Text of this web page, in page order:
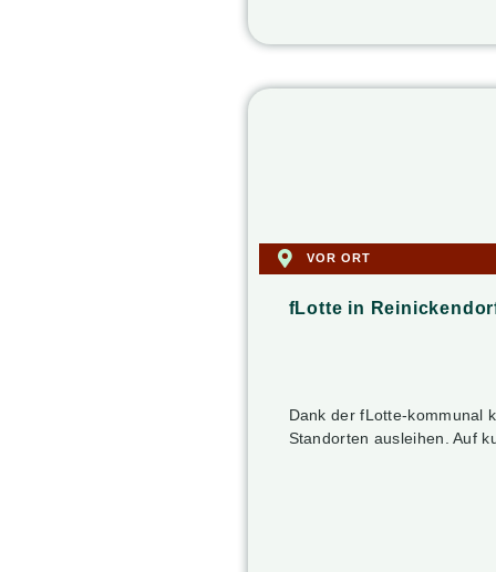
VOR ORT
fLotte in
Dank der fLotte-kommunal
Standorten ausleihen. Auf